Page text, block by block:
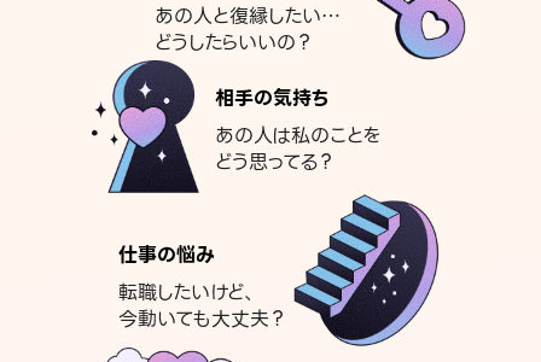
あの人と復縁したい…
どうしたらいいの？
相手の気持ち
あの人は私のことを
どう思ってる？
仕事の悩み
転職したいけど、
今動いても大丈夫？